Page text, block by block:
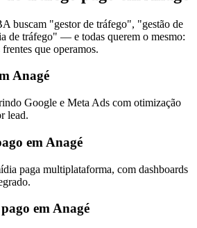
buscam "gestor de tráfego", "gestão de
de tráfego" — e todas querem o mesmo:
que operamos.
Anagé
Google e Meta Ads com otimização
lead.
em Anagé
paga multiplataforma, com dashboards
em Anagé